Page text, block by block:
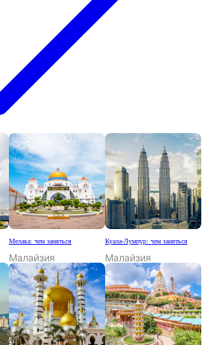
Мелака: чем заняться
Малайзия
Куала-Лумпур: чем заняться
Малайзия